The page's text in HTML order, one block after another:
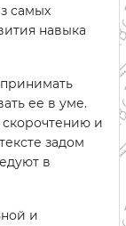
самых
навыка
ее в уме.
и
задом
в
и